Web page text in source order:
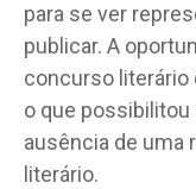
para se ver
publicar. A
concurso literário
o que possibilitou
ausência de uma
literário.